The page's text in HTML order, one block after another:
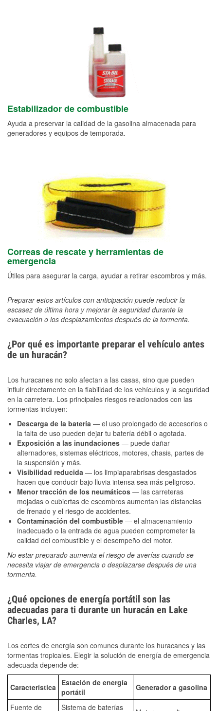
Estabilizador de combustible
Ayuda a preservar la calidad de la gasolina almacenada para
generadores y equipos de temporada.
Correas de rescate y herramientas de
emergencia
Útiles para asegurar la carga, ayudar a retirar escombros y más.
Preparar estos artículos con anticipación puede reducir la
escasez de última hora y mejorar la seguridad durante la
evacuación o los desplazamientos después de la tormenta.
¿Por qué es importante preparar el vehículo antes
de un huracán?
Los huracanes no solo afectan a las casas, sino que pueden
influir directamente en la fiabilidad de los vehículos y la seguridad
en la carretera. Los principales riesgos relacionados con las
tormentas incluyen:
Descarga de la batería — el uso prolongado de accesorios o
la falta de uso pueden dejar tu batería débil o agotada.
Exposición a las inundaciones — puede dañar
alternadores, sistemas eléctricos, motores, chasis, partes de
la suspensión y más.
Visibilidad reducida — los limpiaparabrisas desgastados
hacen que conducir bajo lluvia intensa sea más peligroso.
Menor tracción de los neumáticos — las carreteras
mojadas o cubiertas de escombros aumentan las distancias
de frenado y el riesgo de accidentes.
Contaminación del combustible — el almacenamiento
inadecuado o la entrada de agua pueden comprometer la
calidad del combustible y el desempeño del motor.
No estar preparado aumenta el riesgo de averías cuando se
necesita viajar de emergencia o desplazarse después de una
tormenta.
¿Qué opciones de energía portátil son las
adecuadas para ti durante un huracán en Lake
Charles, LA?
Los cortes de energía son comunes durante los huracanes y las
tormentas tropicales. Elegir la solución de energía de emergencia
adecuada depende de:
Característica
Estación de energía
portátil
Generador a gasolina
Fuente de Sistema de baterías